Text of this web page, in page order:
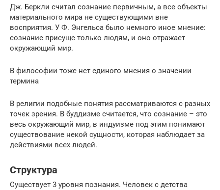
Дж. Беркли считал сознание первичным, а все объекты
материального мира не существующими вне
восприятия. У Ф. Энгельса было немного иное мнение:
сознание присуще только людям, и оно отражает
окружающий мир.
В философии тоже нет единого мнения о значении
термина
В религии подобные понятия рассматриваются с разных
точек зрения. В буддизме считается, что сознание – это
весь окружающий мир, в индуизме под этим понимают
существование некой сущности, которая наблюдает за
действиями всех людей.
Структура
Существует 3 уровня познания. Человек с детства